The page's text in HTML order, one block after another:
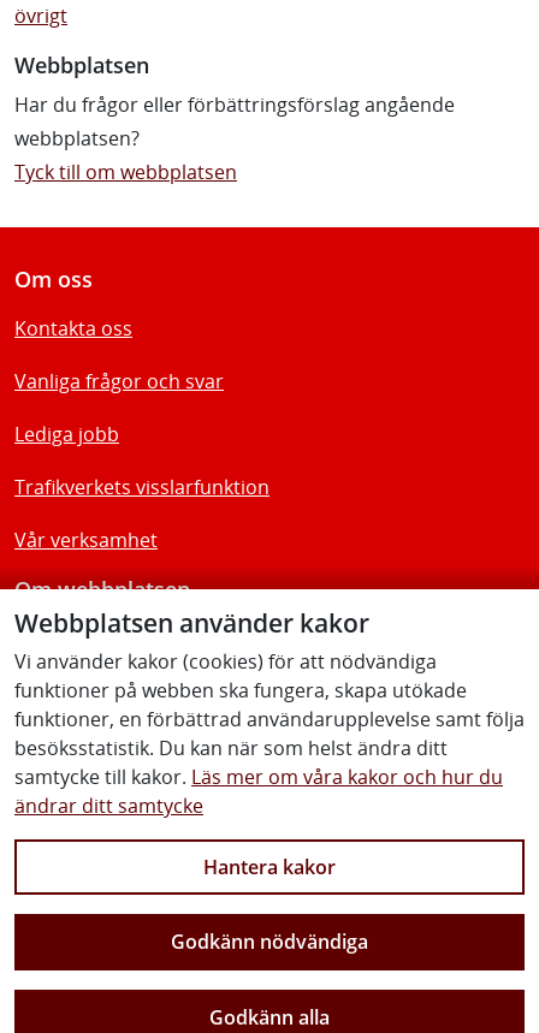
Webbplatsen använder kakor
Vi använder kakor (cookies) för att nödvändiga
funktioner på webben ska fungera, skapa utökade
funktioner, en förbättrad användarupplevelse samt följa
besöksstatistik. Du kan när som helst ändra ditt
samtycke till kakor. Läs mer om våra kakor och hur du
ändrar ditt samtycke
Hantera kakor
Godkänn nödvändiga
Godkänn alla
övrigt
Webbplatsen
Har du frågor eller förbättringsförslag angående
webbplatsen?
Tyck till om webbplatsen
Vi gör Sverige närmare
Om oss
Kontakta oss
Vanliga frågor och svar
Lediga jobb
Trafikverkets visslarfunktion
Vår verksamhet
Om webbplatsen
Tillgänglighetsredogörelse
Följ oss
Facebook Youtube